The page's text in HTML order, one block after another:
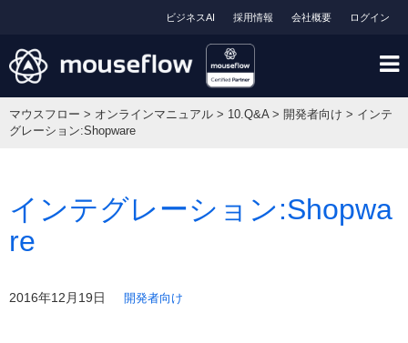
ログイン
会社概要
採用情報
ビジネスAI
マウスフロー > オンラインマニュアル > 10.Q&A> 開発者向け > インテ
グレーション:Shopware
インテグレーション:Shopwa
re
2016年12月19日 開発者向け